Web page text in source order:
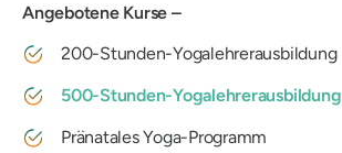
Angebotene Kurse –
200-Stunden-Yogalehrerausbildung
500-Stunden-Yogalehrerausbildung
Pränatales Yoga-Programm